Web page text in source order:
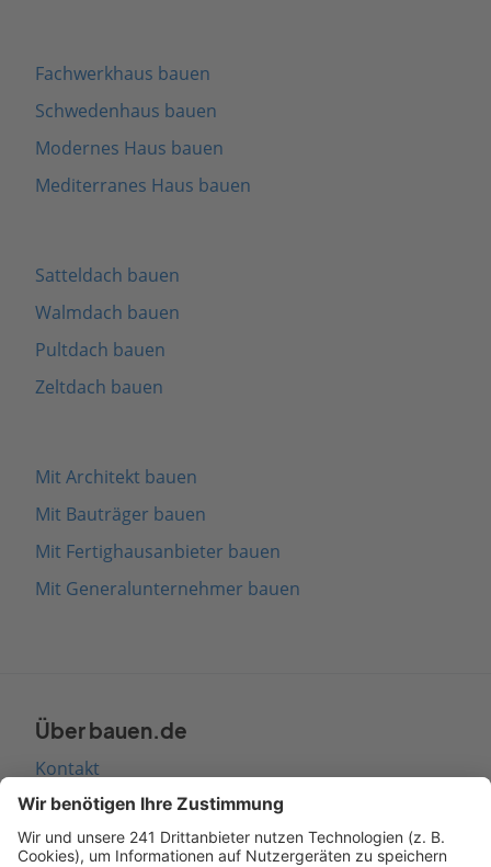
Fachwerkhaus bauen
Schwedenhaus bauen
Modernes Haus bauen
Mediterranes Haus bauen
Satteldach bauen
Walmdach bauen
Pultdach bauen
Zeltdach bauen
Mit Architekt bauen
Mit Bauträger bauen
Mit Fertighausanbieter bauen
Mit Generalunternehmer bauen
Über bauen.de
Kontakt
Seitenaufbau
Barrierefreiheit